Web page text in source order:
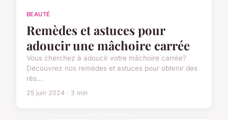
BEAUTÉ
Remèdes et astuces pour
adoucir une mâchoire carrée
Vous cherchez à adoucir votre mâchoire carrée?
Découvrez nos remèdes et astuces pour obtenir des
rés...
25 juin 2024 · 3 min